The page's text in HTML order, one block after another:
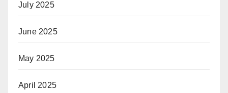
July 2025
June 2025
May 2025
April 2025